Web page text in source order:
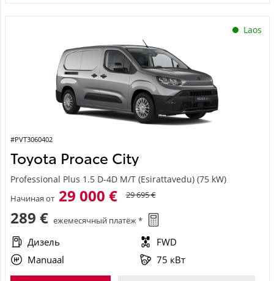
Laos
#PVT3060402
Toyota Proace City
Professional Plus 1.5 D-4D M/T (Esirattavedu) (75 kW)
Начиная от 29 000 € 29 695 €
289 € ежемесячный платёж *
Дизель
FWD
Manuaal
75 кВт